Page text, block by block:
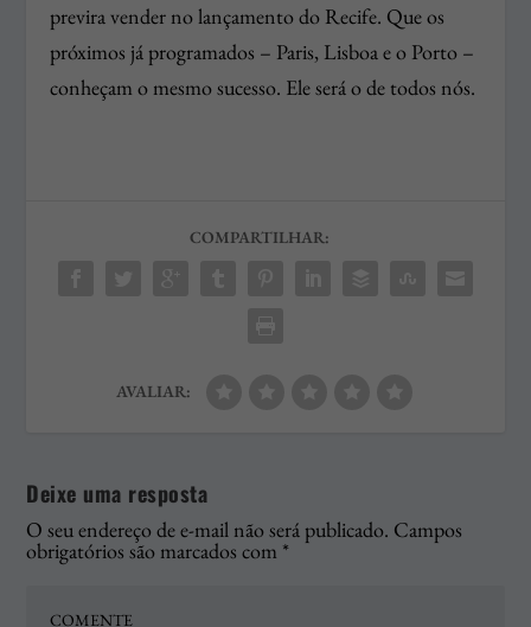
previra vender no lançamento do Recife. Que os
próximos já programados – Paris, Lisboa e o Porto –
conheçam o mesmo sucesso. Ele será o de todos nós.
COMPARTILHAR:
AVALIAR:
Deixe uma resposta
O seu endereço de e-mail não será publicado. Campos
obrigatórios são marcados com *